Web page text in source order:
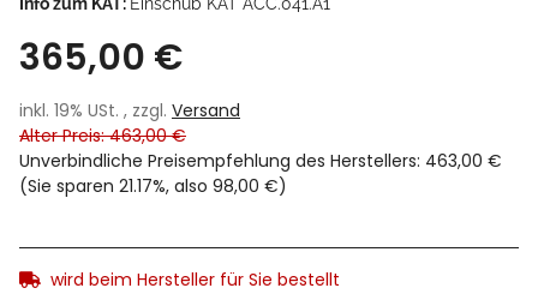
365,00 €
inkl. 19% USt. , zzgl. Versand
Alter Preis: 463,00 €
Unverbindliche Preisempfehlung des Herstellers: 463,00 €
(Sie sparen 21.17%, also 98,00 €)
wird beim Hersteller für Sie bestellt